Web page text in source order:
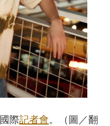
際記者會。（圖／翻